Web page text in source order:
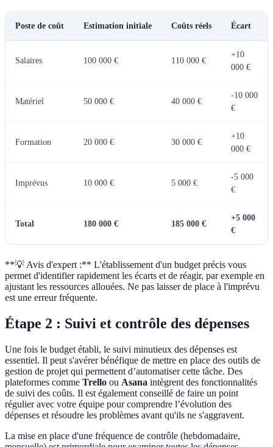
Poste de coût Estimation initiale Coûts réels Écart
Salaires 100 000 € 110 000 €
+10
000 €
Matériel 50 000 € 40 000 €
-10 000
€
Formation 20 000 € 30 000 €
+10
000 €
Imprévus 10 000 € 5 000 €
-5 000
€
Total 180 000 € 185 000 €
+5 000
€
**💡 Avis d'expert :** L'établissement d'un budget précis vous
permet d'identifier rapidement les écarts et de réagir, par exemple en
ajustant les ressources allouées. Ne pas laisser de place à l'imprévu
est une erreur fréquente.
Étape 2 : Suivi et contrôle des dépenses
Une fois le budget établi, le suivi minutieux des dépenses est
essentiel. Il peut s'avérer bénéfique de mettre en place des outils de
gestion de projet qui permettent d’automatiser cette tâche. Des
plateformes comme Trello ou Asana intègrent des fonctionnalités
de suivi des coûts. Il est également conseillé de faire un point
régulier avec votre équipe pour comprendre l’évolution des
dépenses et résoudre les problèmes avant qu'ils ne s'aggravent.
La mise en place d'une fréquence de contrôle (hebdomadaire,